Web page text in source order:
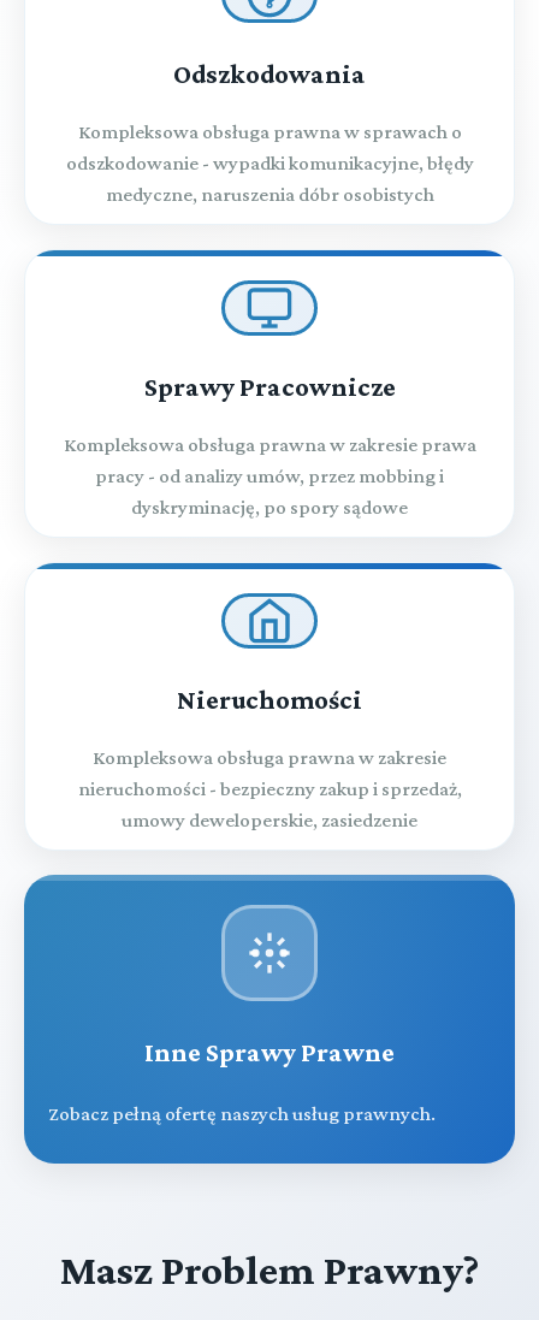
Odszkodowania
Kompleksowa obsługa prawna w sprawach o
odszkodowanie - wypadki komunikacyjne, błędy
medyczne, naruszenia dóbr osobistych
Sprawy Pracownicze
Kompleksowa obsługa prawna w zakresie prawa
pracy - od analizy umów, przez mobbing i
dyskryminację, po spory sądowe
Nieruchomości
Kompleksowa obsługa prawna w zakresie
nieruchomości - bezpieczny zakup i sprzedaż,
umowy deweloperskie, zasiedzenie
Inne Sprawy Prawne
Zobacz pełną ofertę naszych usług prawnych.
Masz Problem Prawny?